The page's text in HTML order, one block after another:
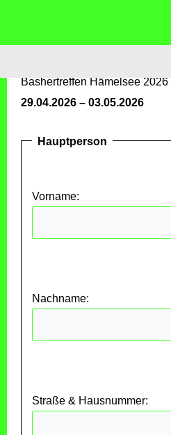
Bashertreffen Hämelsee 2026
29.04.2026 – 03.05.2026
Hauptperson
Vorname:
Nachname:
Straße & Hausnummer: